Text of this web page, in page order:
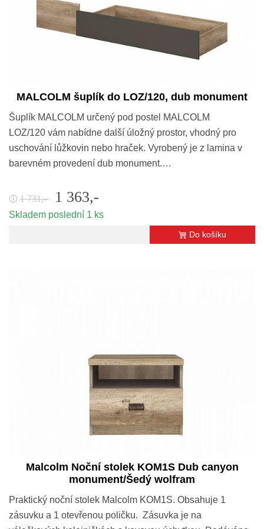
MALCOLM šuplík do LOZ/120, dub monument
Šuplík MALCOLM určený pod postel MALCOLM
LOZ/120 vám nabídne další úložný prostor, vhodný pro
uschování lůžkovin nebo hraček. Vyrobený je z lamina v
barevném provedení dub monument.…
🛈 1 731,- 1 363,-
Skladem poslední 1 ks
Do košíku
Malcolm Noční stolek KOM1S Dub canyon
monument/Šedý wolfram
Praktický noční stolek Malcolm KOM1S. Obsahuje 1
zásuvku a 1 otevřenou poličku. Zásuvka je na